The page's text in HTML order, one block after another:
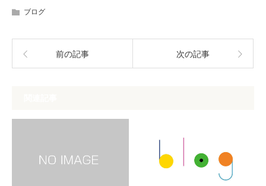
ブログ
前の記事 次の記事